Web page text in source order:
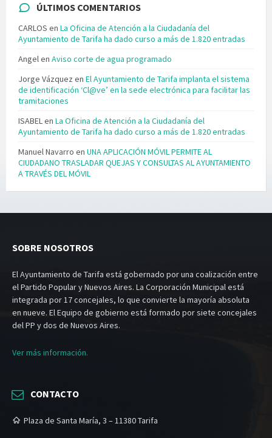
ÚLTIMOS COMENTARIOS
CARLOS en La Oficina de Atención a la Ciudadanía del
Ayuntamiento de Tarifa ha dado curso a más de 1.820 entradas
Angelen Aviso corte de agua programado
Jorge Vázquez en El Ayuntamiento de Tarifa implanta el sistema
de identificación ‘Cl@ve’ en la sede electrónica para facilitar las
tramitaciones
ISABELen La Oficina de Atención a la Ciudadanía del
Ayuntamiento de Tarifa ha dado curso a más de 1.820 entradas
Manuel Navarro en UNA APLICACIÓN MÓVIL PERMITE AL
CIUDADANO TRASLADAR QUEJAS Y CONSULTAS AL AYUNTAMIENTO
A TRAVÉS DEL MÓVIL
SOBRE NOSOTROS
El Ayuntamiento de Tarifa está gobernado por una coalización entre
el Partido Popular y Nuevos Aires. La Corporación Municipal está
integrada por 17 concejales, lo que convierte la mayoría absoluta
en nueve. El Equipo de gobierno está formado por siete concejales
del PP y dos de Nuevos Aires.
Ver más información.
CONTACTO
Plaza de Santa María, 3 – 11380 Tarifa